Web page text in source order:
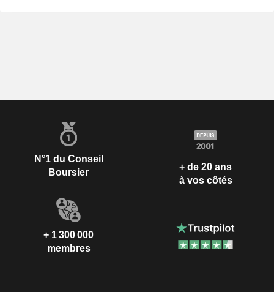
N°1 du Conseil
Boursier
+ de 20 ans
à vos côtés
+ 1 300 000
membres